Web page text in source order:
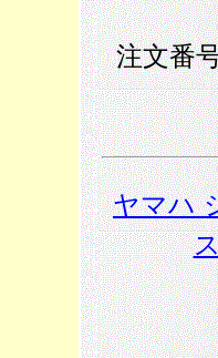
注文番
ヤマハ